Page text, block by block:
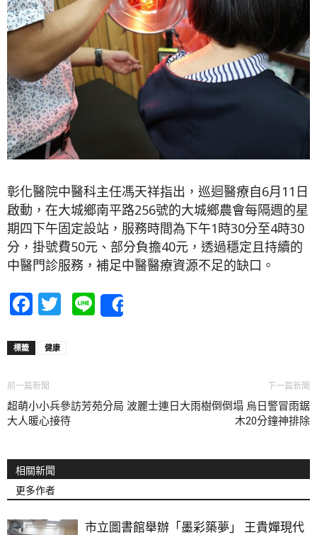
彰化醫院中醫科主任馮天祥指出，巡迴醫療自6月11日
啟動，在大城鄉南平路256號的大城鄉農會每隔週的星
期四下午固定設站，服務時間為下午1時30分至4時30
分，掛號費50元、部分負擔40元，透過穩定且持續的
中醫門診服務，補足中醫醫療資源不足的缺口。
Facebook
Twitter
Line
標籤 健康
前一篇新聞
超萌小小兵參訪芳苑分局 波麗士
大人暖心接待
下一篇新聞
連日大雨樹倒倒塌 烏日警冒雨鋸
木20分鐘神排除
相關新聞
更多作者
市立圖書館舉辦「墨彩築夢」 王貴嬋現代